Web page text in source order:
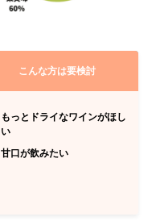
こんな方は要検討
もっとドライなワインがほし
い
甘口が飲みたい